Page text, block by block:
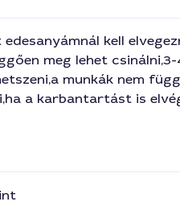
kell
meg lehet
munkák nem
a karbantartást is